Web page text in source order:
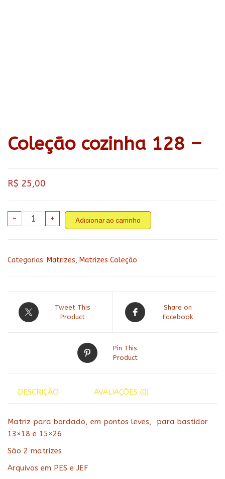
Coleção cozinha 128 –
R$ 25,00
-
Coleção
cozinha
quantidade
+ Adicionar ao carrinho
Categorias: Matrizes, Matrizes Coleção
Tweet This
Product
Share on
Facebook
Pin This
Product
DESCRIÇÃO AVALIAÇÕES (0)
Matriz para bordado, em pontos leves, para bastidor
13×18 e 15×26
São 2 matrizes
Arquivos em PES e JEF